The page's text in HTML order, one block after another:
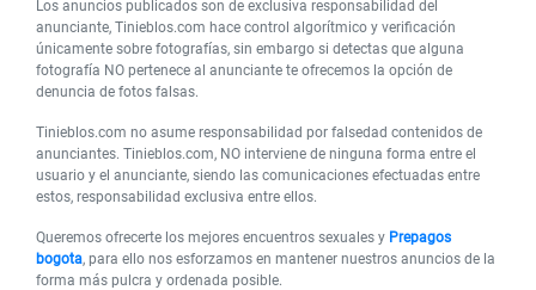
Los anuncios publicados son de exclusiva responsabilidad del
anunciante, Tinieblos.com hace control algorítmico y verificación
únicamente sobre fotografías, sin embargo si detectas que alguna
fotografía NO pertenece al anunciante te ofrecemos la opción de
denuncia de fotos falsas.
Tinieblos.com no asume responsabilidad por falsedad contenidos de
anunciantes. Tinieblos.com, NO interviene de ninguna forma entre el
usuario y el anunciante, siendo las comunicaciones efectuadas entre
estos, responsabilidad exclusiva entre ellos.
Queremos ofrecerte los mejores encuentros sexuales y Prepagos
bogota, para ello nos esforzamos en mantener nuestros anuncios de la
forma más pulcra y ordenada posible.